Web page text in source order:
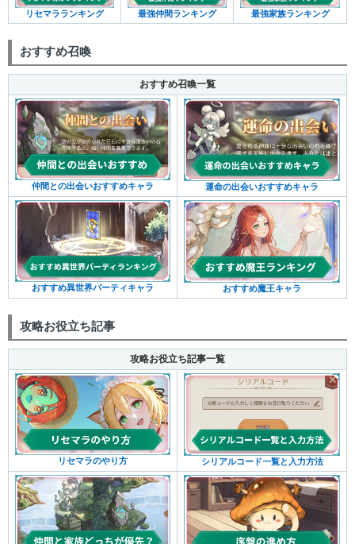
リセマラランキング 最強仲間ランキング 最強家族ランキング
おすすめ召喚
おすすめ召喚一覧
仲間との出会いおすすめキャラ 運命の出会いおすすめキャラ
おすすめ異世界パーティキャラ おすすめ魔王キャラ
攻略お役立ち記事
攻略お役立ち記事一覧
リセマラのやり方 シリアルコード一覧と入力方法